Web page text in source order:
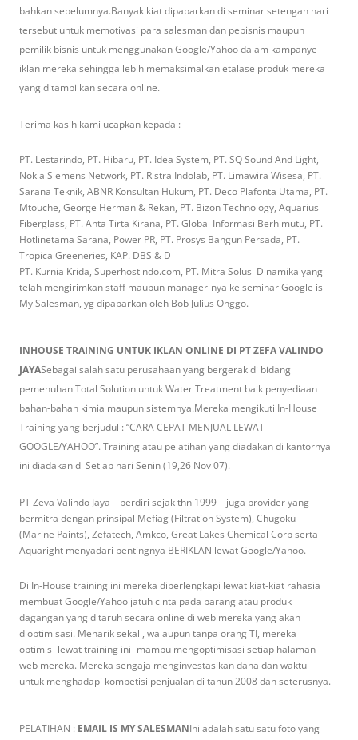
bahkan sebelumnya.Banyak kiat dipaparkan di seminar setengah hari
tersebut untuk memotivasi para salesman dan pebisnis maupun
pemilik bisnis untuk menggunakan Google/Yahoo dalam kampanye
iklan mereka sehingga lebih memaksimalkan etalase produk mereka
yang ditampilkan secara online.
Terima kasih kami ucapkan kepada :
PT. Lestarindo, PT. Hibaru, PT. Idea System, PT. SQ Sound And Light,
Nokia Siemens Network, PT. Ristra Indolab, PT. Limawira Wisesa, PT.
Sarana Teknik, ABNR Konsultan Hukum, PT. Deco Plafonta Utama, PT.
Mtouche, George Herman & Rekan, PT. Bizon Technology, Aquarius
Fiberglass, PT. Anta Tirta Kirana, PT. Global Informasi Berh mutu, PT.
Hotlinetama Sarana, Power PR, PT. Prosys Bangun Persada, PT.
Tropica Greeneries, KAP. DBS & D
PT. Kurnia Krida, Superhostindo.com, PT. Mitra Solusi Dinamika yang
telah mengirimkan staff maupun manager-nya ke seminar Google is
My Salesman, yg dipaparkan oleh Bob Julius Onggo.
INHOUSE TRAINING UNTUK IKLAN ONLINE DI PT ZEFA VALINDO
JAYASebagai salah satu perusahaan yang bergerak di bidang
pemenuhan Total Solution untuk Water Treatment baik penyediaan
bahan-bahan kimia maupun sistemnya.Mereka mengikuti In-House
Training yang berjudul : “CARA CEPAT MENJUAL LEWAT
GOOGLE/YAHOO”. Training atau pelatihan yang diadakan di kantornya
ini diadakan di Setiap hari Senin (19,26 Nov 07).
PT Zeva Valindo Jaya – berdiri sejak thn 1999 – juga provider yang
bermitra dengan prinsipal Mefiag (Filtration System), Chugoku
(Marine Paints), Zefatech, Amkco, Great Lakes Chemical Corp serta
Aquaright menyadari pentingnya BERIKLAN lewat Google/Yahoo.
Di In-House training ini mereka diperlengkapi lewat kiat-kiat rahasia
membuat Google/Yahoo jatuh cinta pada barang atau produk
dagangan yang ditaruh secara online di web mereka yang akan
dioptimisasi. Menarik sekali, walaupun tanpa orang TI, mereka
optimis -lewat training ini- mampu mengoptimisasi setiap halaman
web mereka. Mereka sengaja menginvestasikan dana dan waktu
untuk menghadapi kompetisi penjualan di tahun 2008 dan seterusnya.
PELATIHAN : EMAIL IS MY SALESMANIni adalah satu satu foto yang